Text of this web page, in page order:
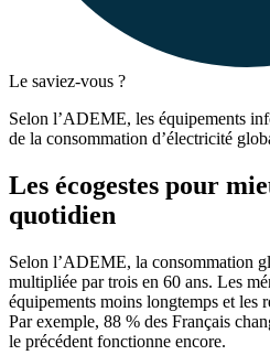
Le saviez-vous ?
Selon l’ADEME, les équipements
de la consommation d’électricité
Les écogestes pour
quotidien
Selon l’ADEME, la consommation
multipliée par trois en 60 ans. Les
équipements moins longtemps et les
Par exemple, 88 % des Français
le précédent fonctionne encore.